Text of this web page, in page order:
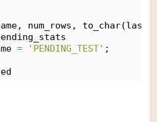
num_rows,
= 'PENDING_TEST' ;